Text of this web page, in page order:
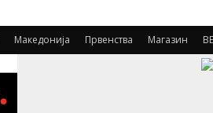
Македонија Првенства Магазин